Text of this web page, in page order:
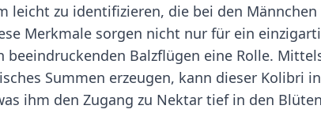
leicht zu identifizieren, die bei den
Merkmale sorgen nicht nur für ein
beeindruckenden Balzflügen eine Rolle.
Summen erzeugen, kann dieser Kolibri
ihm den Zugang zu Nektar tief in den